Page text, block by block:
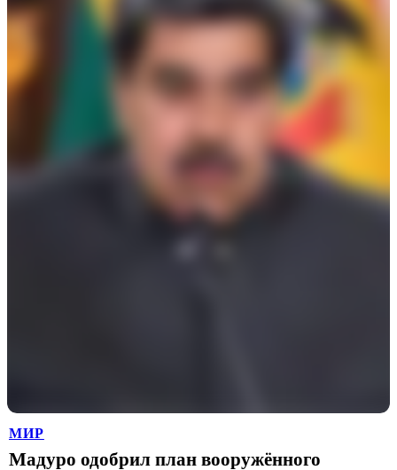
МИР
Мадуро одобрил план вооружённого